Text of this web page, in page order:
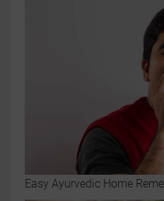
Easy Ayurvedic Home